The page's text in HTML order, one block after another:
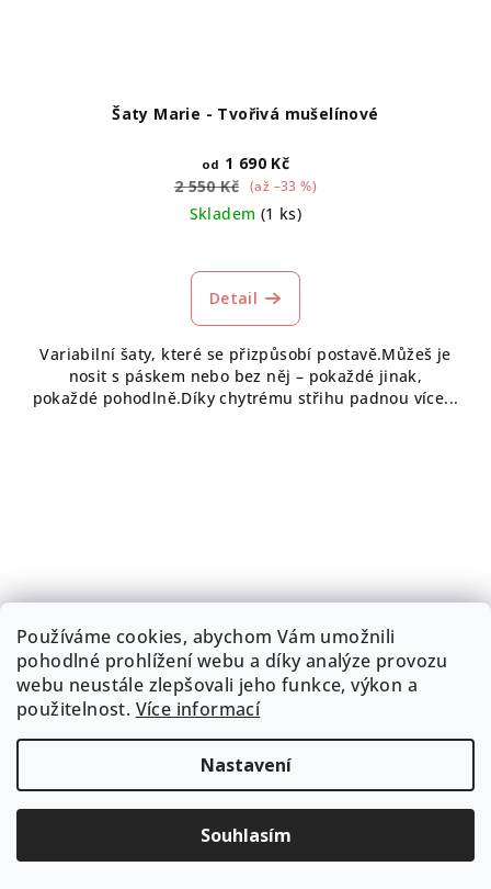
Používáme cookies, abychom Vám umožnili
pohodlné prohlížení webu a díky analýze provozu
webu neustále zlepšovali jeho funkce, výkon a
použitelnost. Více informací
Nastavení
Souhlasím
Šaty Marie - Tvořivá mušelínové
od 1 690 Kč
2 550 Kč (až –33 %)
Skladem (1 ks)
Detail
Variabilní šaty, které se přizpůsobí postavě.Můžeš je
nosit s páskem nebo bez něj – pokaždé jinak,
pokaždé pohodlně.Díky chytrému střihu padnou více...